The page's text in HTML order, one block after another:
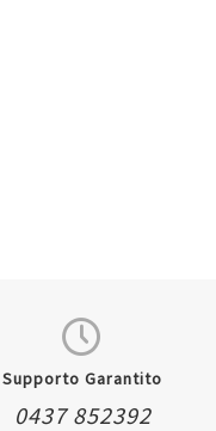
Supporto Garantito
0437 852392